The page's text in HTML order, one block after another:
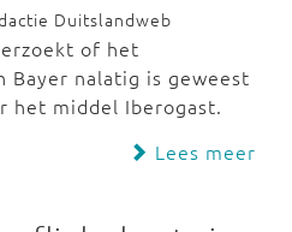
Duitslandweb
of het
Bayer nalatig is geweest
het middel Iberogast.
Lees meer